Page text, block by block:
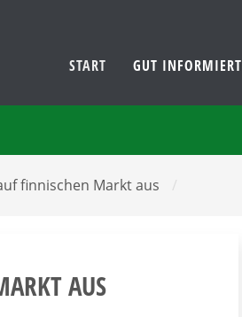
START GUT INFORMIERT
finnischen Markt aus /
AUS